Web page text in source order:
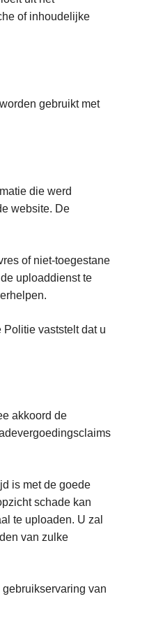
of inhoudelijke
gebruikt met
die werd
website. De
of niet-toegestane
uploaddienst te
vaststelt dat u
akkoord de
is met de goede
schade kan
te uploaden. U zal
van zulke
van